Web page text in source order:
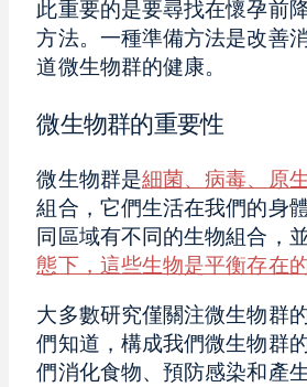
此重要的是要尋找在懷孕前
方法。一種準備方法是改善
道微生物群的健康。
微生物群的重要性
微生物群是細菌、病毒、原
組合，它們生活在我們的身
同區域有不同的生物組合，
態下，這些生物是平衡存在的
大多數研究僅關注微生物群
們知道，構成我們微生物群
們消化食物、預防感染和產